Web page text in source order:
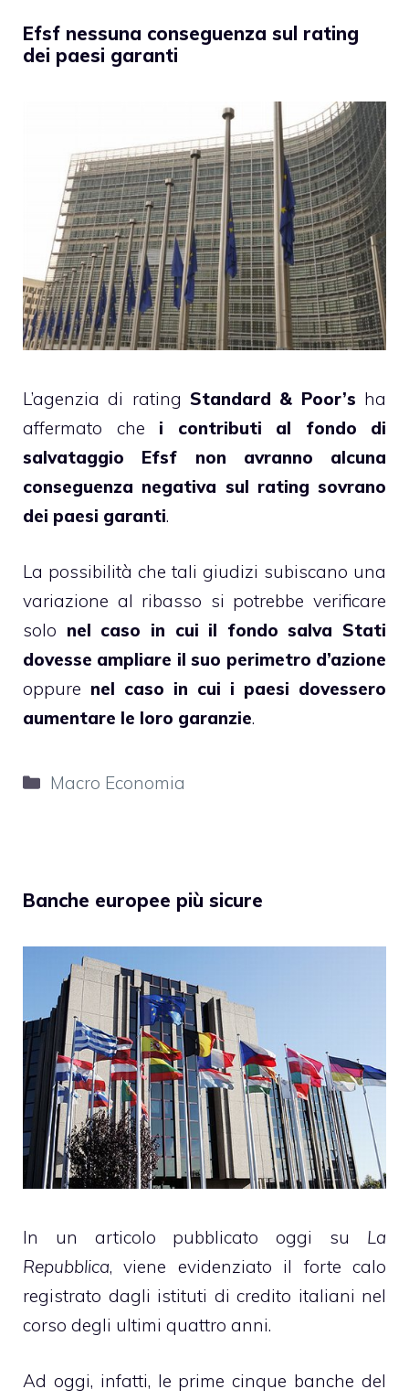
Efsf nessuna conseguenza sul rating
dei paesi garanti
L’agenzia di rating Standard & Poor’s ha
affermato che i contributi al fondo di
salvataggio Efsf non avranno alcuna
conseguenza negativa sul rating sovrano
dei paesi garanti.
La possibilità che tali giudizi subiscano una
variazione al ribasso si potrebbe verificare
solo nel caso in cui il fondo salva Stati
dovesse ampliare il suo perimetro d’azione
oppure nel caso in cui i paesi dovessero
aumentare le loro garanzie.
Categorie
Macro Economia
Banche europee più sicure
In un articolo pubblicato oggi su La
Repubblica, viene evidenziato il forte calo
registrato dagli istituti di credito italiani nel
corso degli ultimi quattro anni.
Ad oggi, infatti, le prime cinque banche del